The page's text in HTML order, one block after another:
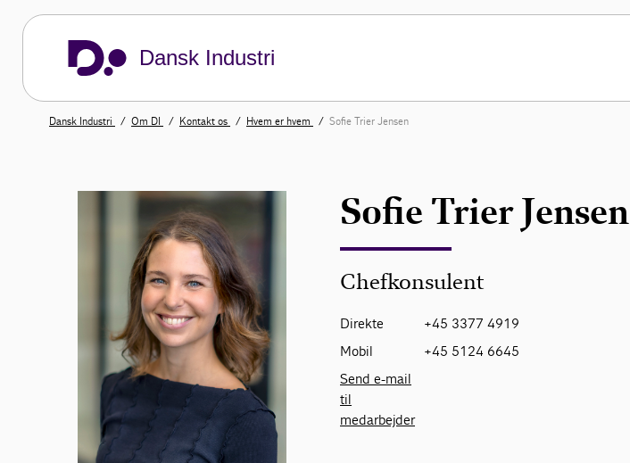
Dansk Industri
Dansk Industri Om DI Kontakt os Hvem er hvem Sofie Trier Jensen
Sofie Trier Jensen
Chefkonsulent
Direkte
+45 3377 4919
Mobil
+45 5124 6645
Send e-mail
til
medarbejder